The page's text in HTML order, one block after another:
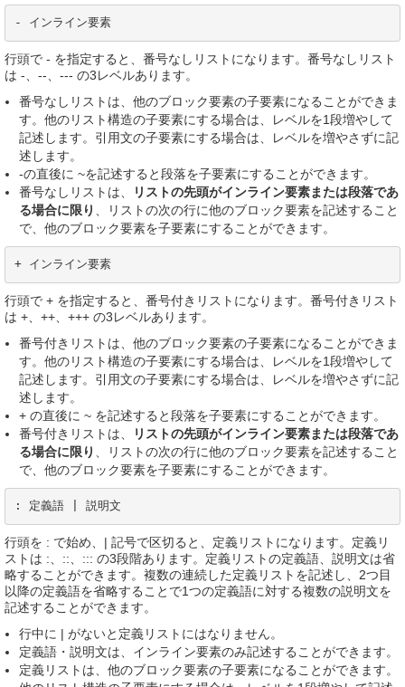
- インライン要素
行頭で - を指定すると、番号なしリストになります。番号なしリスト
は -、--、--- の3レベルあります。
番号なしリストは、他のブロック要素の子要素になることができま
す。他のリスト構造の子要素にする場合は、レベルを1段増やして
記述します。引用文の子要素にする場合は、レベルを増やさずに記
述します。
-の直後に ~を記述すると段落を子要素にすることができます。
番号なしリストは、
リストの先頭がインライン要素または段落であ
る場合に限り
、リストの次の行に他のブロック要素を記述すること
で、他のブロック要素を子要素にすることができます。
+ インライン要素
行頭で + を指定すると、番号付きリストになります。番号付きリスト
は +、++、+++ の3レベルあります。
番号付きリストは、他のブロック要素の子要素になることができま
す。他のリスト構造の子要素にする場合は、レベルを1段増やして
記述します。引用文の子要素にする場合は、レベルを増やさずに記
述します。
+ の直後に ~ を記述すると段落を子要素にすることができます。
番号付きリストは、
リストの先頭がインライン要素または段落であ
る場合に限り
、リストの次の行に他のブロック要素を記述すること
で、他のブロック要素を子要素にすることができます。
: 定義語 | 説明文
行頭を : で始め、| 記号で区切ると、定義リストになります。定義リ
ストは :、::、::: の3段階あります。定義リストの定義語、説明文は省
略することができます。複数の連続した定義リストを記述し、2つ目
以降の定義語を省略することで1つの定義語に対する複数の説明文を
記述することができます。
行中に | がないと定義リストにはなりません。
定義語・説明文は、インライン要素のみ記述することができます。
定義リストは、他のブロック要素の子要素になることができます。